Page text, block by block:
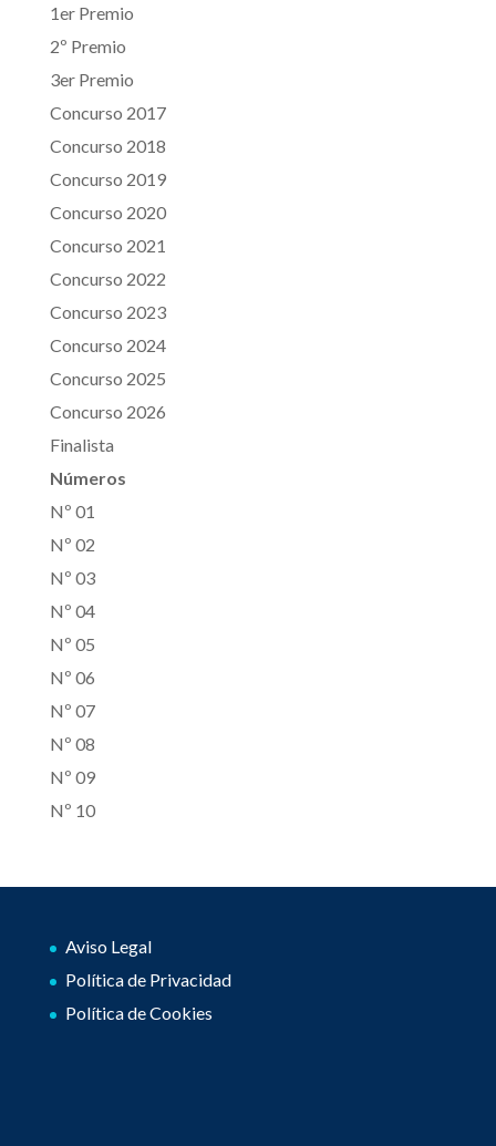
1er Premio
2º Premio
3er Premio
Concurso 2017
Concurso 2018
Concurso 2019
Concurso 2020
Concurso 2021
Concurso 2022
Concurso 2023
Concurso 2024
Concurso 2025
Concurso 2026
Finalista
Números
Nº 01
Nº 02
Nº 03
Nº 04
Nº 05
Nº 06
Nº 07
Nº 08
Nº 09
Nº 10
Aviso Legal
Política de Privacidad
Política de Cookies